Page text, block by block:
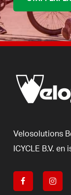
Velosolutions
ICYCLE B.V. en